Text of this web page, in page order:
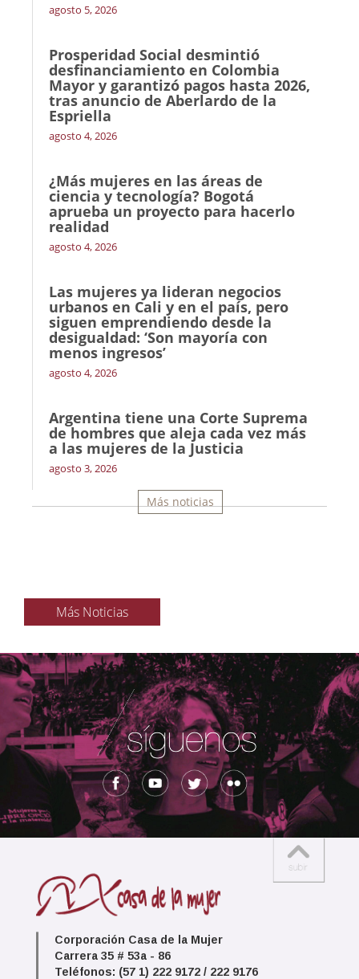
agosto 5, 2026
Prosperidad Social desmintió
desfinanciamiento en Colombia
Mayor y garantizó pagos hasta 2026,
tras anuncio de Aberlardo de la
Espriella
agosto 4, 2026
¿Más mujeres en las áreas de
ciencia y tecnología? Bogotá
aprueba un proyecto para hacerlo
realidad
agosto 4, 2026
Las mujeres ya lideran negocios
urbanos en Cali y en el país, pero
siguen emprendiendo desde la
desigualdad: ‘Son mayoría con
menos ingresos’
agosto 4, 2026
Argentina tiene una Corte Suprema
de hombres que aleja cada vez más
a las mujeres de la Justicia
agosto 3, 2026
Más noticias
Más Noticias
Corporación Casa de la Mujer
Carrera 35 # 53a - 86
Teléfonos: (57 1) 222 9172 / 222 9176